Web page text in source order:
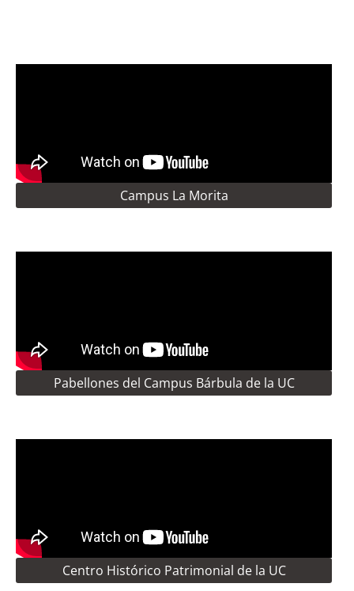
Campus La Morita
Pabellones del Campus Bárbula de la UC
Centro Histórico Patrimonial de la UC